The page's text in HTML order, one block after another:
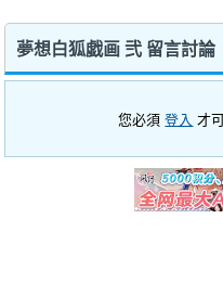
夢想白狐戯画 弐 留言討論
您必須登入 才